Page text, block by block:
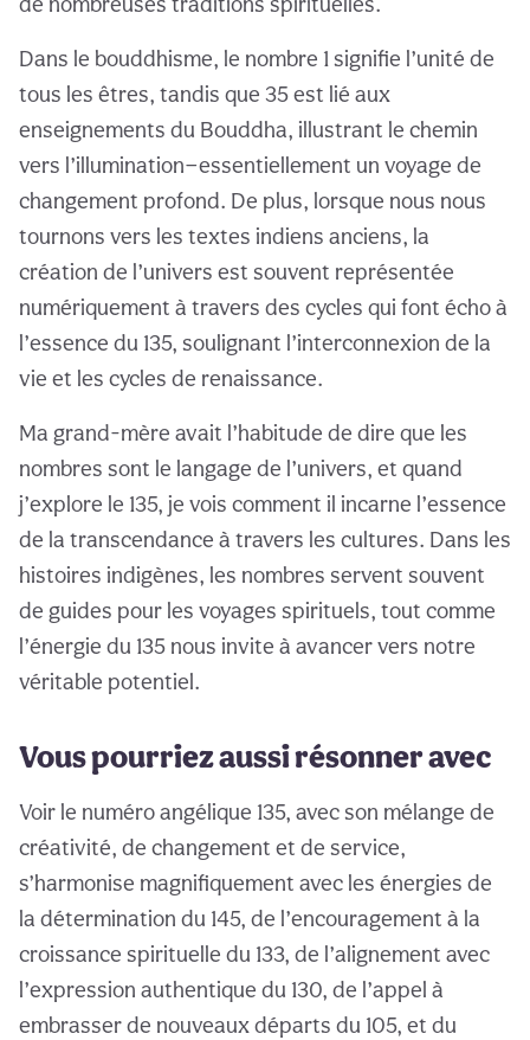
Dans le bouddhisme, le nombre 1 signifie l’unité de
tous les êtres, tandis que 35 est lié aux
enseignements du Bouddha, illustrant le chemin
vers l’illumination—essentiellement un voyage de
changement profond. De plus, lorsque nous nous
tournons vers les textes indiens anciens, la
création de l’univers est souvent représentée
numériquement à travers des cycles qui font écho à
l’essence du 135, soulignant l’interconnexion de la
vie et les cycles de renaissance.
Ma grand-mère avait l’habitude de dire que les
nombres sont le langage de l’univers, et quand
j’explore le 135, je vois comment il incarne l’essence
de la transcendance à travers les cultures. Dans les
histoires indigènes, les nombres servent souvent
de guides pour les voyages spirituels, tout comme
l’énergie du 135 nous invite à avancer vers notre
véritable potentiel.
Vous pourriez aussi résonner avec
Voir le numéro angélique 135, avec son mélange de
créativité, de changement et de service,
s’harmonise magnifiquement avec les énergies de
la détermination du 145, de l’encouragement à la
croissance spirituelle du 133, de l’alignement avec
l’expression authentique du 130, de l’appel à
embrasser de nouveaux départs du 105, et du